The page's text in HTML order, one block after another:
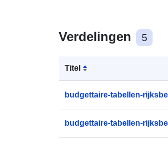
Verdelingen 5
Titel
budgettaire-tabellen-
budgettaire-tabellen-